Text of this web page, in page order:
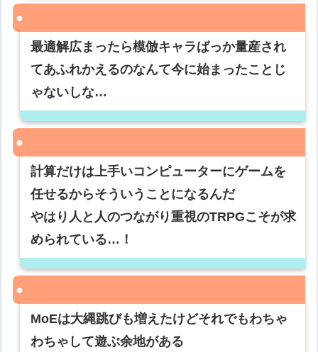
最適解広まったら模倣キャラばっか量産され
てあふれかえるのなんて今に始まったことじ
ゃないしな…
計算だけは上手いコンピューターにゲームを
任せるからそういうことになるんだ
やはり人と人のつながり重視のTRPGこそが求
められている…！
MoEは大縄跳びも増えたけどそれでもわちゃ
わちゃして遊ぶ余地がある